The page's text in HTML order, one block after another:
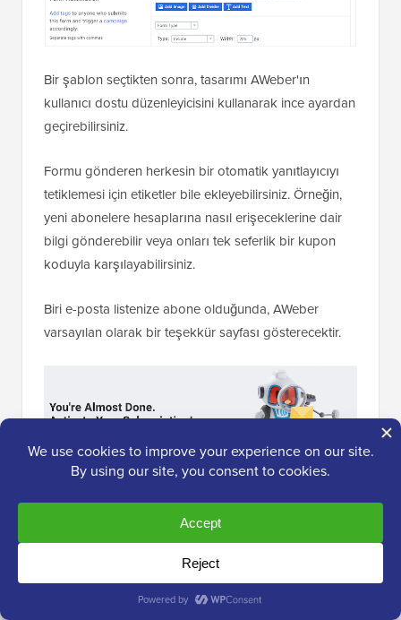
Bir şablon seçtikten sonra, tasarımı AWeber'ın
kullanıcı dostu düzenleyicisini kullanarak ince ayardan
geçirebilirsiniz.
Formu gönderen herkesin bir otomatik yanıtlayıcıyı
tetiklemesi için etiketler bile ekleyebilirsiniz. Örneğin,
yeni abonelere hesaplarına nasıl erişeceklerine dair
bilgi gönderebilir veya onları tek seferlik bir kupon
koduyla karşılayabilirsiniz.
Biri e-posta listenize abone olduğunda, AWeber
varsayılan olarak bir teşekkür sayfası gösterecektir.
İsterseniz, aboneyi bunun yerine farklı bir URL'ye
Örneğin, SeedProd gibi bir eklenti kullanarak özel bir